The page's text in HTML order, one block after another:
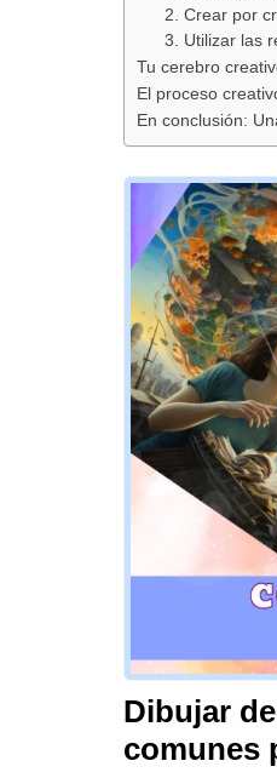
2. Crear por
3. Utilizar las
Tu cerebro
El proceso
En conclusión:
Dibujar
comunes